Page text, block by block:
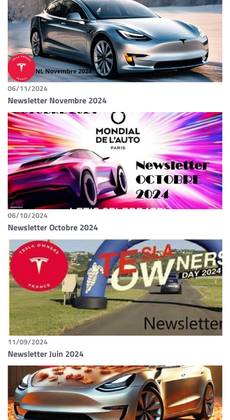
06/11/2024
Newsletter Novembre 2024
06/10/2024
Newsletter Octobre 2024
11/09/2024
Newsletter Juin 2024